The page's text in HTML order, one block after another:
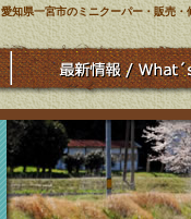
愛知県一宮市のミニクーパー・販売